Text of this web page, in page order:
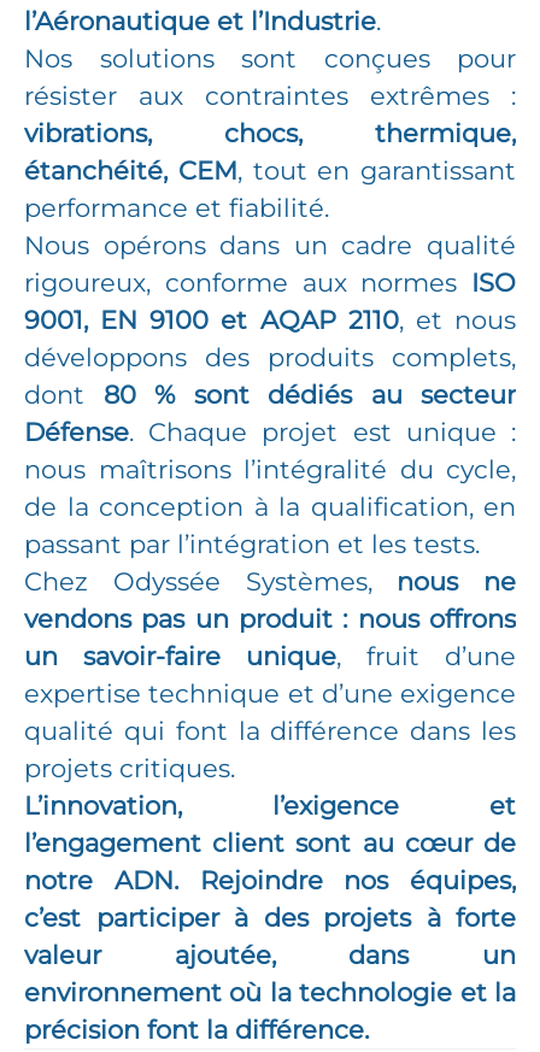
l’Aéronautique et l’Industrie.
Nos solutions sont conçues pour
résister aux contraintes extrêmes :
vibrations, chocs, thermique,
étanchéité, CEM, tout en garantissant
performance et fiabilité.
Nous opérons dans un cadre qualité
rigoureux, conforme aux normes ISO
9001, EN 9100 et AQAP 2110, et nous
développons des produits complets,
dont 80 % sont dédiés au secteur
Défense. Chaque projet est unique :
nous maîtrisons l’intégralité du cycle,
de la conception à la qualification, en
passant par l’intégration et les tests.
Chez Odyssée Systèmes, nous ne
vendons pas un produit : nous offrons
un savoir-faire unique, fruit d’une
expertise technique et d’une exigence
qualité qui font la différence dans les
projets critiques.
L’innovation, l’exigence et
l’engagement client sont au cœur de
notre ADN. Rejoindre nos équipes,
c’est participer à des projets à forte
valeur ajoutée, dans un
environnement où la technologie et la
précision font la différence.